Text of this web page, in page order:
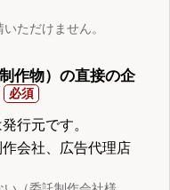
ただけません。
作物）の直接の企
行元です。
会社、広告代理店